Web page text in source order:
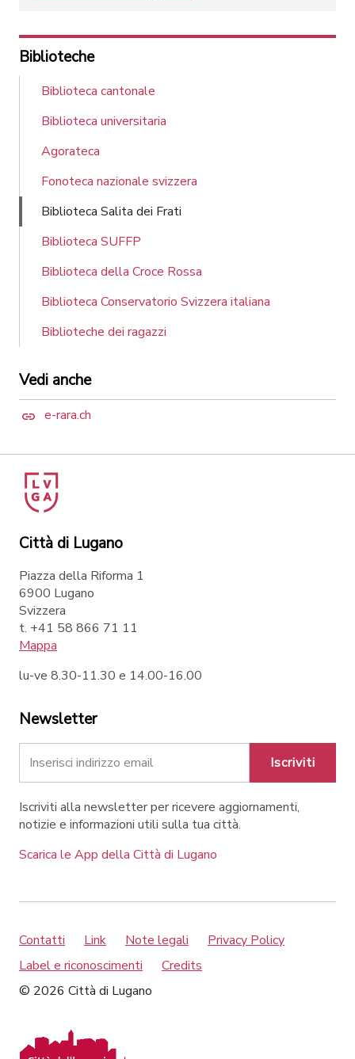
Biblioteche
Biblioteca cantonale
Biblioteca universitaria
Agorateca
Fonoteca nazionale svizzera
Biblioteca Salita dei Frati
Biblioteca SUFFP
Biblioteca della Croce Rossa
Biblioteca Conservatorio Svizzera italiana
Biblioteche dei ragazzi
Vedi anche
e-rara.ch
Città di Lugano
Piazza della Riforma 1
6900 Lugano
Svizzera
t. +41 58 866 71 11
Mappa
lu-ve 8.30-11.30 e 14.00-16.00
Newsletter
Iscriviti
Iscriviti alla newsletter per ricevere aggiornamenti,
notizie e informazioni utili sulla tua città.
Scarica le App della Città di Lugano
Contatti Link Note legali
Privacy Policy
Label e riconoscimenti
Credits
© 2026 Città di Lugano